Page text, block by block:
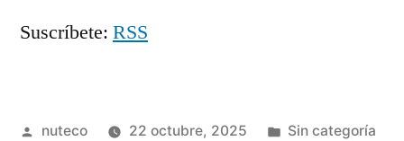
Suscríbete: RSS
Publicada
nuteco 22 octubre, 2025
Publicada
Sin categoría